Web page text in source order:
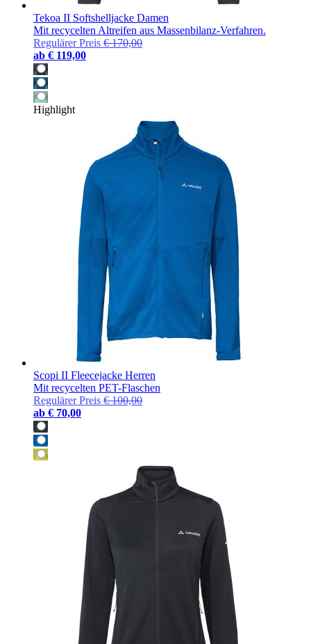
Tekoa II Softshelljacke Damen
Mit recycelten Altreifen aus Massenbilanz-Verfahren.
Regulärer Preis € 170,00
ab € 119,00
Highlight
Scopi II Fleecejacke Herren
Mit recycelten PET-Flaschen
Regulärer Preis € 100,00
ab € 70,00